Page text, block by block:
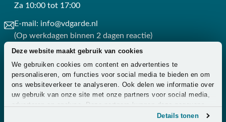
Deze website maakt gebruik van cookies
We gebruiken cookies om content en advertenties te
personaliseren, om functies voor social media te bieden en om
ons websiteverkeer te analyseren. Ook delen we informatie over
uw gebruik van onze site met onze partners voor social media,
adverteren en analyse. Deze partners kunnen deze gegevens
combineren met andere informatie die u aan ze heeft verstrekt
Details tonen
Za 10:00 tot 17:00
E-mail: info@vdgarde.nl
(Op werkdagen binnen 2 dagen reactie)
Whatsapp: 0488441220
(Op werkdagen binnen 3 uur reactie)